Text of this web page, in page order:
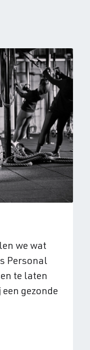
we wat
Personal
te laten
gezonde